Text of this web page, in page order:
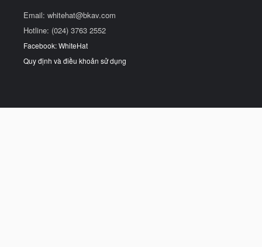
Email: whitehat@bkav.com
Hotline: (024) 3763 2552
Facebook: WhiteHat
Quy định và điều khoản sử dụng